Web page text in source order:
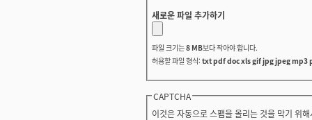
새로운 파일 추가하기
파일 크기는8 MB보다 작아야 합니다.
허용할 파일 형식: txt pdf doc xls gif jpg jpeg mp3
CAPTCHA
이것은 자동으로 스팸을 올리는 것을 막기 위